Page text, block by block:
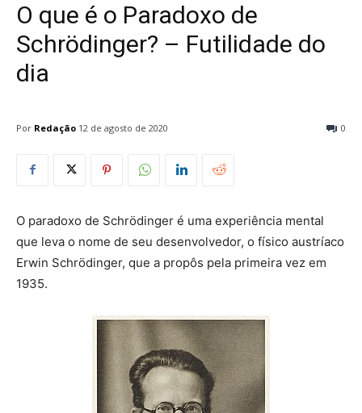
O que é o Paradoxo de
Schrödinger? – Futilidade do
dia
Por Redação 0
12 de agosto de 2020
O paradoxo de Schrödinger é uma experiência mental
que leva o nome de seu desenvolvedor, o físico austríaco
Erwin Schrödinger, que a propôs pela primeira vez em
1935.